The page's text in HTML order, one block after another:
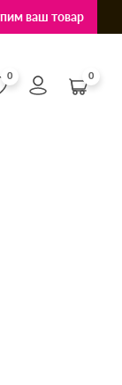
ваш товар
0 0